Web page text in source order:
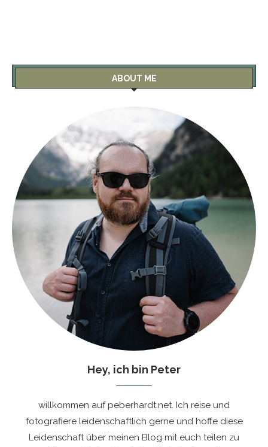
ABOUT ME
Hey, ich bin Peter
willkommen auf peberhardt.net. Ich reise und
fotografiere leidenschaftlich gerne und hoffe diese
Leidenschaft über meinen Blog mit euch teilen zu